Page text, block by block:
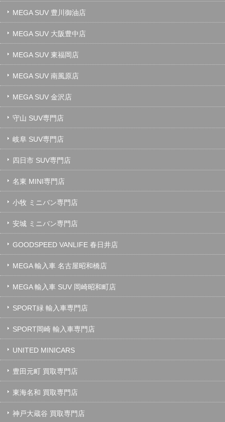
MEGA SUV 豊川御油店
MEGA SUV 大阪豊中店
MEGA SUV 東福岡店
MEGA SUV 南風原店
MEGA SUV 金沢店
守山 SUV専門店
岐阜 SUV専門店
四日市 SUV専門店
名東 MINI専門店
小牧 ミニバン専門店
安城 ミニバン専門店
GOODSPEED VANLIFE 春日井店
MEGA 輸入車 名古屋昭和橋店
MEGA 輸入車 SUV 岡崎昭和町店
SPORT緑 輸入車専門店
SPORT岡崎 輸入車専門店
UNITED MINICARS
豊田元町 買取専門店
東海名和 買取専門店
神戸大蔵谷 買取専門店